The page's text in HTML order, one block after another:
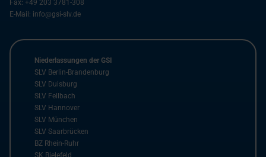
Fax: +49 203 3781-308
E-Mail: info@gsi-slv.de
Niederlassungen der GSI
SLV Berlin-Brandenburg
SLV Duisburg
SLV Fellbach
SLV Hannover
SLV München
SLV Saarbrücken
BZ Rhein-Ruhr
SK Bielefeld